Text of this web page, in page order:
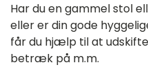
Har du en gammel stol
eller er din gode
får du hjælp til at
betræk på m.m.